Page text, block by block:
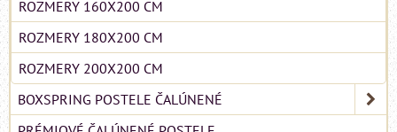
ROZMERY 160X200 CM
ROZMERY 180X200 CM
ROZMERY 200X200 CM
BOXSPRING POSTELE ČALÚNENÉ